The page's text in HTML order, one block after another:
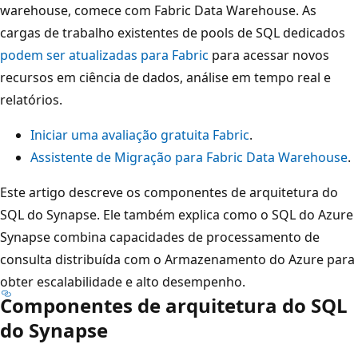
warehouse, comece com Fabric Data Warehouse. As
cargas de trabalho existentes de pools de SQL dedicados
podem ser atualizadas para Fabric para acessar novos
recursos em ciência de dados, análise em tempo real e
relatórios.
Iniciar uma avaliação gratuita Fabric.
Assistente de Migração para Fabric Data Warehouse.
Este artigo descreve os componentes de arquitetura do
SQL do Synapse. Ele também explica como o SQL do Azure
Synapse combina capacidades de processamento de
consulta distribuída com o Armazenamento do Azure para
obter escalabilidade e alto desempenho.
Componentes de arquitetura do SQL
do Synapse